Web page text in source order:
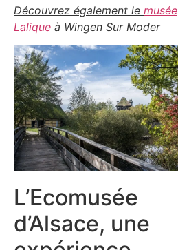
Découvrez également le musée
Lalique à Wingen Sur Moder
L’Ecomusée
d’Alsace, une